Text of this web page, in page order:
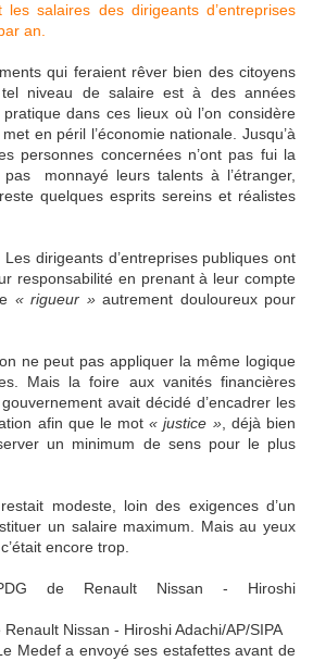
salaires des dirigeants d’entreprises
an.
qui feraient rêver bien des citoyens
niveau de salaire est à des années
dans ces lieux où l’on considère
en péril l’économie nationale. Jusqu’à
personnes concernées n’ont pas fui la
pas monnayé leurs talents à l’étranger,
quelques esprits sereins et réalistes
Les dirigeants d’entreprises publiques ont
responsabilité en prenant à leur compte
« rigueur »autrement douloureux pour
ne peut pas appliquer la même logique
Mais la foire aux vanités financières
avait décidé d’encadrer les
afin que le mot« justice », déjà bien
un minimum de sens pour le plus
modeste, loin des exigences d’un
un salaire maximum. Mais au yeux
encore trop.
Nissan - Hiroshi Adachi/AP/SIPA
Medef a envoyé ses estafettes avant de